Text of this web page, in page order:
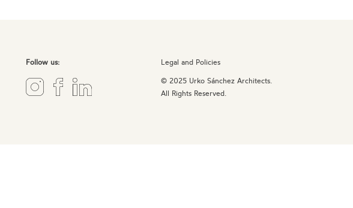
Follow us: Legal and Policies
© 2025 Urko Sánchez Architects.
All Rights Reserved.